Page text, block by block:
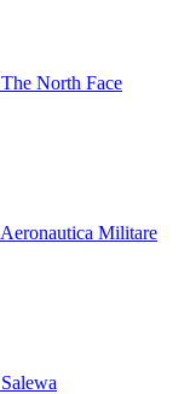
The North Face
Aeronautica Militare
Salewa